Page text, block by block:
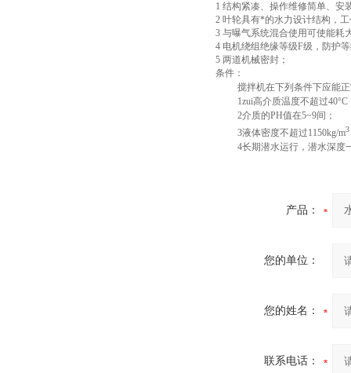
1 结构紧凑、操作维修简单、安
2 叶轮具有*的水力设计结构，
3 与曝气系统混合使用可使能耗
4 电机绕组绝缘等级F级，防护
5 两道机械密封；
条件：
搅拌机在下列条件下应能
1zui高介质温度不超过40°C
2介质的PH值在5~9间；
3液体密度不超过1150kg/m3
4长期潜水运行，潜水深度
产品：
您的单位：
您的姓名：
联系电话：